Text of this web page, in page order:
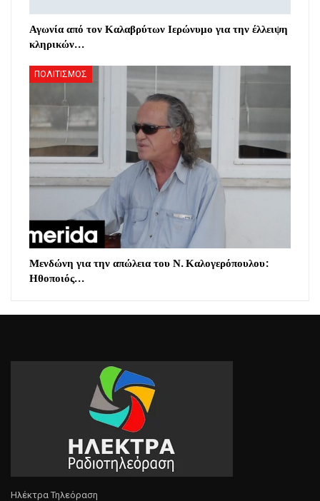
Αγωνία από τον Καλαβρύτων Ιερώνυμο για την έλλειψη
κληρικών…
ΠΟΛΙΤΙΣΜΟΣ
Μενδώνη για την απώλεια του Ν. Καλογερόπουλου:
Ηθοποιός…
Ηλέκτρα Τηλεόραση